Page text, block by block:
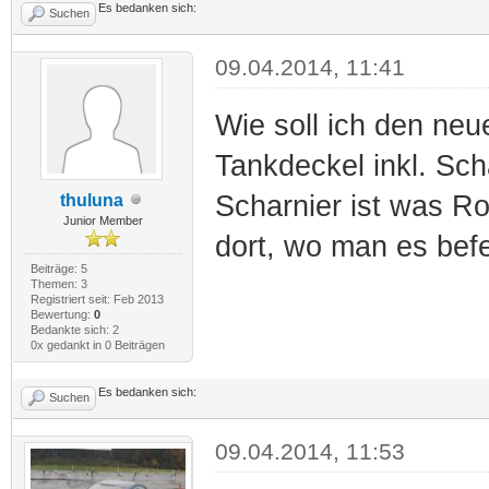
Suchen Es bedanken sich:
thuluna
Junior Member
Beiträge: 5
Themen: 3
Registriert seit: Feb 2013
Bewertung: 0
Bedankte sich: 2
0x gedankt in 0 Beiträgen
09.04.2014, 11:41
Wie soll ich den
Tankdeckel inkl.
Scharnier ist was
dort, wo man es
Suchen Es bedanken sich:
09.04.2014, 11:53